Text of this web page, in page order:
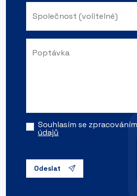
Společnost (volitelné)
Poptávka
Souhlasím se zpracováním
údajů
Odeslat